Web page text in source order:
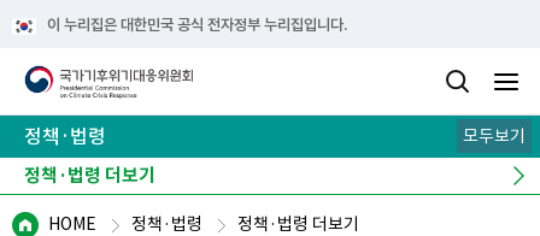
이 누리집은 대한민국 공식 전자정부 누리집입니다.
정책·법령
2050탄소중립추진전략
국가온실가스감축 목표(NDC)
탄소중립·녹색성장 기본계획
정책·법령 더보기
모두보기
HOME 정책·법령 정책·법령 더보기